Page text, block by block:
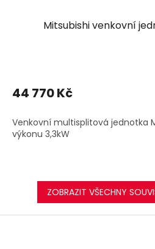
Mitsubishi venkovní
44 770 Kč
Venkovní multisplitová jednotka
výkonu 3,3kW
ZOBRAZIT VŠECHNY
Z